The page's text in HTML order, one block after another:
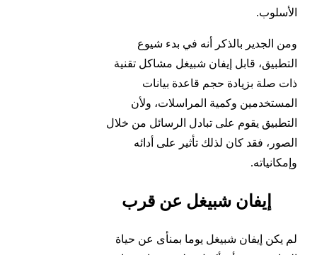
الأسلوب.
ومن الجدير بالذكر أنه في بدء شيوع
التطبيق، قابل إيفان شبيغل مشاكل تقنية
ذات صلة بزيادة حجم قاعدة بيانات
المستخدمين وكمية المراسلات، ولأن
التطبيق يقوم على تبادل الرسائل من خلال
الصور، فقد كان لذلك تأثير على أدائه
وإمكانياته.
إيفان شبيغل عن قرب
لم يكن إيفان شبيغل يوما بمنأى عن حياة